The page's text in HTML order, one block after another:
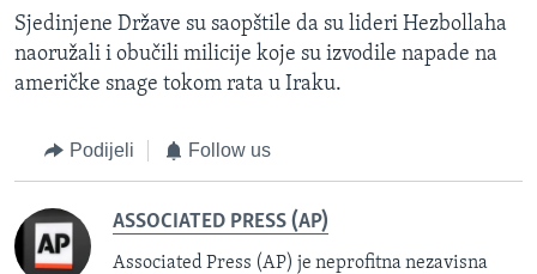
Sjedinjene Države su saopštile da su lideri Hezbollaha
naoružali i obučili milicije koje su izvodile napade na
američke snage tokom rata u Iraku.
Podijeli Follow us
ASSOCIATED PRESS (AP)
Associated Press (AP) je neprofitna nezavisna